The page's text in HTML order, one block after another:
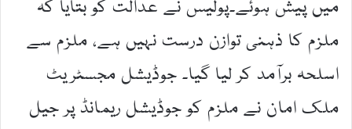
میں پیش ہوئے۔پولیس نے عدالت کو بتایا کہ
ملزم کا ذہنی توازن درست نہیں ہے، ملزم سے
اسلحہ برآمد کر لیا گیا۔ جوڈیشل مجسٹریٹ
ملک امان نے ملزم کو جوڈیشل ریمانڈ پر جیل